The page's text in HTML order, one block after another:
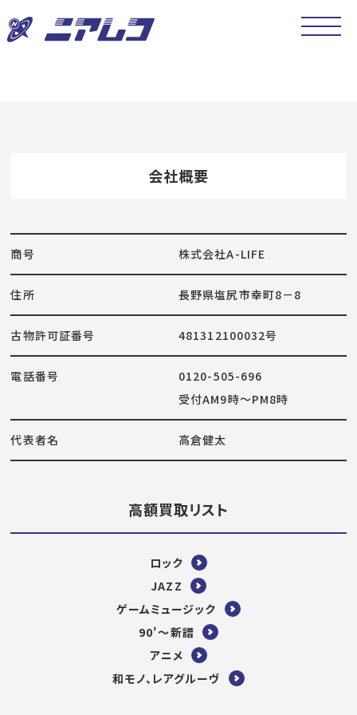
会社概要
商号 株式会社A-LIFE
住所 長野県塩尻市幸町8－8
古物許可証番号 481312100032号
電話番号
0120-505-696
受付AM9時～PM8時
代表者名 高倉健太
高額買取リスト
ロック
JAZZ
ゲームミュージック
90'～新譜
アニメ
和モノ、レアグルーヴ